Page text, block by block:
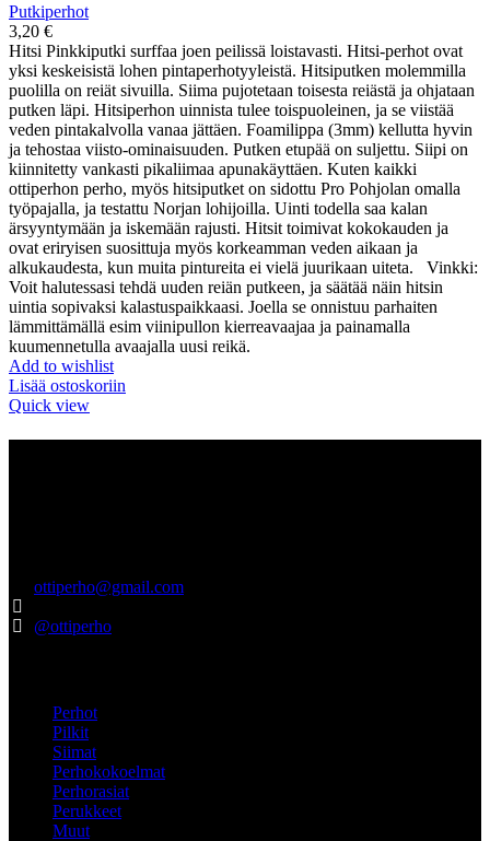
Putkiperhot
3,20 €
Hitsi Pinkkiputki surffaa joen peilissä loistavasti. Hitsi-perhot ovat
yksi keskeisistä lohen pintaperhotyyleistä. Hitsiputken molemmilla
puolilla on reiät sivuilla. Siima pujotetaan toisesta reiästä ja ohjataan
putken läpi. Hitsiperhon uinnista tulee toispuoleinen, ja se viistää
veden pintakalvolla vanaa jättäen. Foamilippa (3mm) kellutta hyvin
ja tehostaa viisto-ominaisuuden. Putken etupää on suljettu. Siipi on
kiinnitetty vankasti pikaliimaa apunakäyttäen. Kuten kaikki
ottiperhon perho, myös hitsiputket on sidottu Pro Pohjolan omalla
työpajalla, ja testattu Norjan lohijoilla. Uinti todella saa kalan
ärsyyntymään ja iskemään rajusti. Hitsit toimivat kokokauden ja
ovat eriryisen suosittuja myös korkeamman veden aikaan ja
alkukaudesta, kun muita pintureita ei vielä juurikaan uiteta. Vinkki:
Voit halutessasi tehdä uuden reiän putkeen, ja säätää näin hitsin
uintia sopivaksi kalastuspaikkaasi. Joella se onnistuu parhaiten
lämmittämällä esim viinipullon kierreavaajaa ja painamalla
kuumennetulla avaajalla uusi reikä.
Add to wishlist
Lisää ostoskoriin
Quick view
ottiperho@gmail.com
@ottiperho
Perhot
Pilkit
Siimat
Perhokokoelmat
Perhorasiat
Perukkeet
Muut